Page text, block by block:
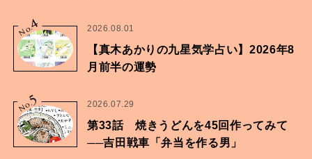
No.
4 2026.08.01
【真木あかりの九星気学占い】2026年8
月前半の運勢
No.
5 2026.07.29
第33話 焼きうどんを45回作ってみて
──吉田戦車「弁当を作る男」